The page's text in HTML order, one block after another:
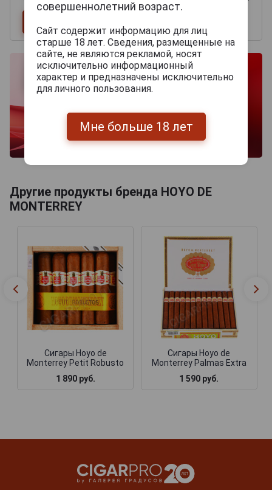
Другие продукты бренда HOYO DE
MONTERREY
Сигары Hoyo de
Monterrey Petit Robusto
1 890 руб.
Сигары Hoyo de
Monterrey Palmas Extra
1 590 руб.
совершеннолетний возраст.
Сайт содержит информацию для лиц
старше 18 лет. Сведения, размещенные на
сайте, не являются рекламой, носят
исключительно информационный
характер и предназначены исключительно
для личного пользования.
Мне больше 18 лет